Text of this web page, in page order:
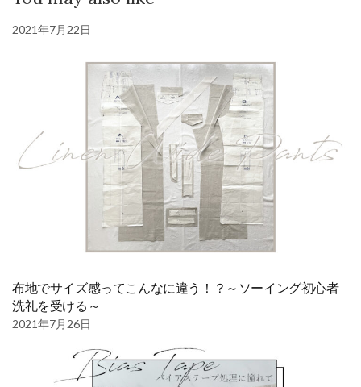
2021年7月22日
布地でサイズ感ってこんなに違う！？～ソーイング初心者
洗礼を受ける～
2021年7月26日